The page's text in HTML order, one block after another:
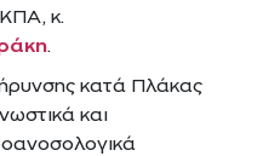
κ.
.
κατά Πλάκας
και